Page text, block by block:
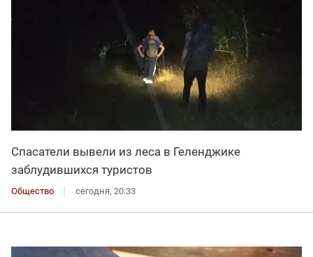
Спасатели вывели из леса в Геленджике
заблудившихся туристов
Общество сегодня, 20:33